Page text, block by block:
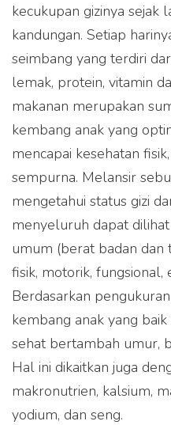
kecukupan gizinya sejak
kandungan. Setiap
seimbang yang terdiri
lemak, protein, vitamin
makanan merupakan
kembang anak yang
mencapai kesehatan
sempurna. Melansir
mengetahui status gizi
menyeluruh dapat
umum (berat badan dan
fisik, motorik, fungsional,
Berdasarkan
kembang anak yang
sehat bertambah umur,
Hal ini dikaitkan juga
makronutrien, kalsium,
yodium, dan seng.